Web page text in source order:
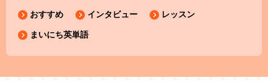
おすすめ インタビュー レッスン
まいにち英単語